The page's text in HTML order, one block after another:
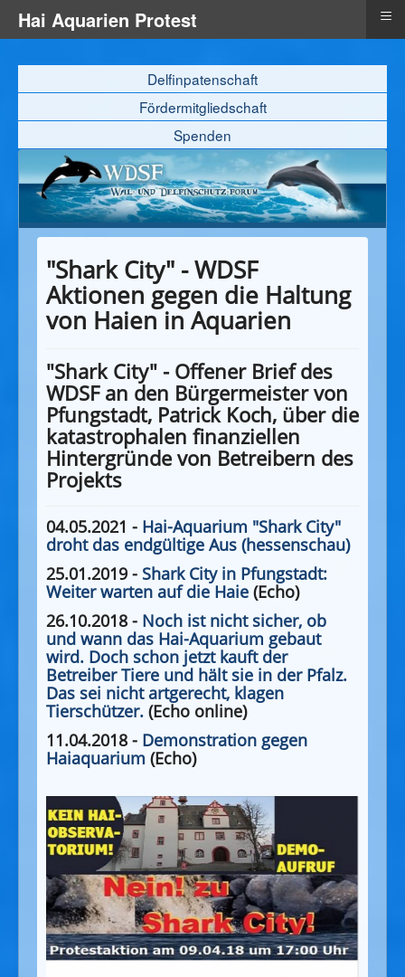
Delfinpatenschaft
Fördermitgliedschaft
Spenden
"Shark City" - WDSF
Aktionen gegen die Haltung
von Haien in Aquarien
"Shark City" - Offener Brief des
WDSF an den Bürgermeister von
Pfungstadt, Patrick Koch, über die
katastrophalen finanziellen
Hintergründe von Betreibern des
Projekts
04.05.2021 - Hai-Aquarium "Shark City"
droht das endgültige Aus (hessenschau)
25.01.2019 - Shark City in Pfungstadt:
Weiter warten auf die Haie (Echo)
26.10.2018 - Noch ist nicht sicher, ob
und wann das Hai-Aquarium gebaut
wird. Doch schon jetzt kauft der
Betreiber Tiere und hält sie in der Pfalz.
Das sei nicht artgerecht, klagen
Tierschützer. (Echo online)
11.04.2018 - Demonstration gegen
Haiaquarium (Echo)
Hai Aquarien Protest ≡